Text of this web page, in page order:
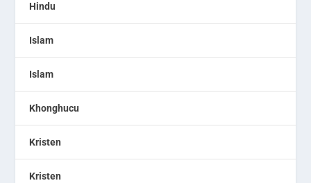
Hindu
Islam
Islam
Khonghucu
Kristen
Kristen